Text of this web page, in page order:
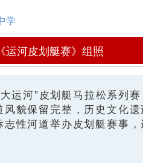
学
运河皮划艇赛》组照
运河”皮划艇马拉松系列
貌保留完整，历史文化
性河道举办皮划艇赛事